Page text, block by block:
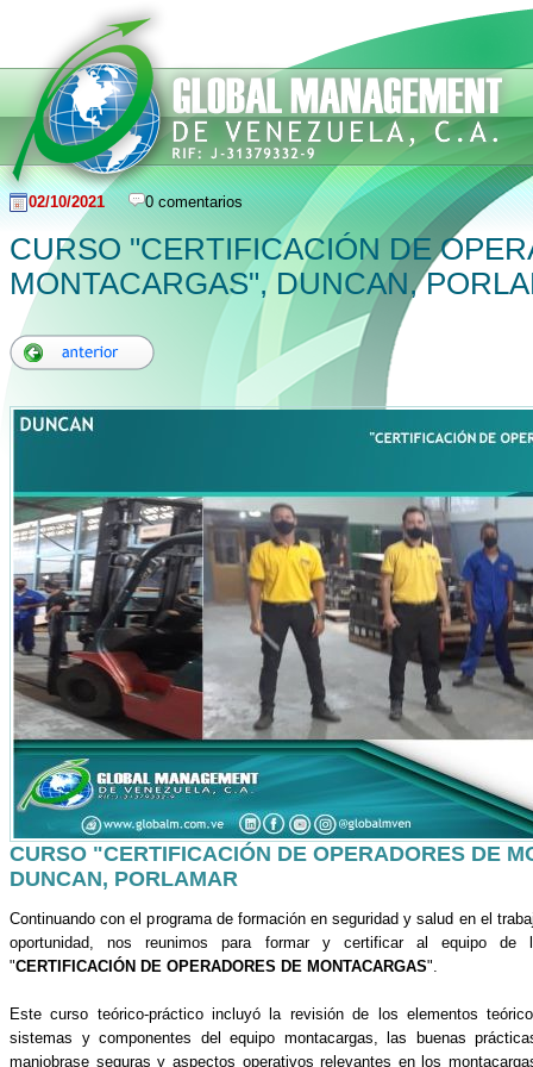
02/10/2021 0 comentarios
CURSO "CERTIFICACIÓN DE
MONTACARGAS", DUNCAN,
CURSO "CERTIFICACIÓN DE OPERADORES DE
DUNCAN, PORLAMAR
Continuando con el programa de formación en seguridad y salud en el
oportunidad, nos reunimos para formar y certificar al equipo de
"CERTIFICACIÓN DE OPERADORES DE MONTACARGAS".
Este curso teórico-práctico incluyó la revisión de los elementos
sistemas y componentes del equipo montacargas, las buenas
maniobrase seguras y aspectos operativos relevantes en los